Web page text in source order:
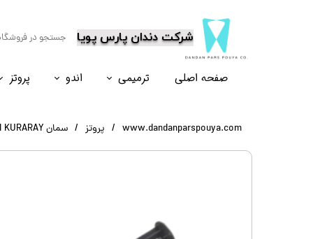
​شرکت دندان پارس پویا
صفحه اصلی ترمیمی اندو پروتز
www.dandanparspouya.com پروتز سمان PANAVIA SA LUTING MULTI KURARAY کوراری